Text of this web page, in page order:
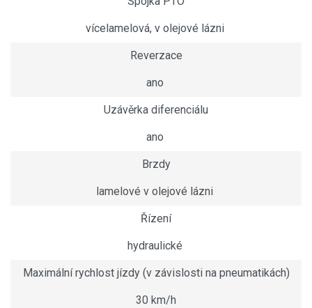
vícelamelová, v olejové lázni
Reverzace
ano
Uzávěrka diferenciálu
ano
Brzdy
lamelové v olejové lázni
Řízení
hydraulické
Maximální rychlost jízdy (v závislosti na pneumatikách)
30 km/h